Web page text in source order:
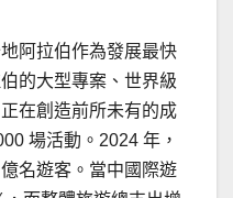
阿拉伯作為發展最快
的大型專案、世界級
在創造前所未有的成
場活動。2024 年，
名遊客。當中國際遊